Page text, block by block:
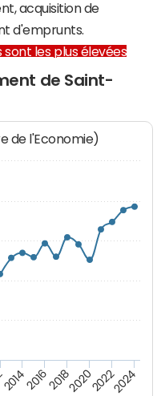
acquisition de
d'emprunts.
sont les plus élevées
de Saint-
de l'Economie)
201420162018202020222024